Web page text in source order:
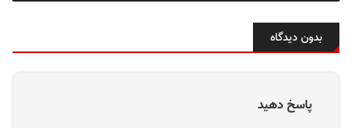
بدون دیدگاه
پاسخ دهید